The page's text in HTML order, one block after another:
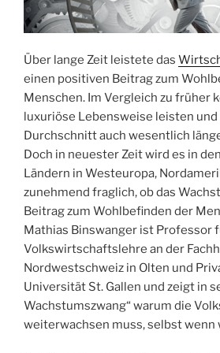
Über lange Zeit leistete das
einen positiven Beitrag zum
Menschen. Im Vergleich zu früher
luxuriöse Lebensweise leisten
Durchschnitt auch wesentlich
Doch in neuester Zeit wird es in
Ländern in Westeuropa,
zunehmend fraglich, ob das
Beitrag zum Wohlbefinden der
Mathias Binswanger ist Professor
Volkswirtschaftslehre an der
Nordwestschweiz in Olten und
Universität St. Gallen und zeigt in
Wachstumszwang“ warum die
weiterwachsen muss, selbst wenn